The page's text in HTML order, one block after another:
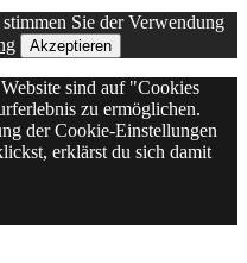
Sie der Verwendung
Akzeptieren
sind auf "Cookies
zu ermöglichen.
der Cookie-Einstellungen
erklärst du sich damit